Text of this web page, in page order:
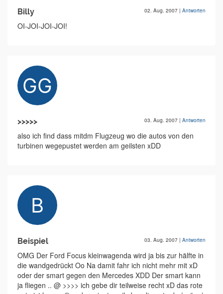
Billy 02. Aug. 2007 | Antworten
OI-JOI-JOI-JOI!
>>>>> 03. Aug. 2007 | Antworten
also ich find dass mitdm Flugzeug wo die autos von den
turbinen wegepustet werden am geilsten xDD
Beispiel 03. Aug. 2007 | Antworten
OMG Der Ford Focus kleinwagenda wird ja bis zur hälfte in
die wandgedrückt Oo Na damit fahr ich nicht mehr mit xD
oder der smart gegen den Mercedes XDD Der smart kann
ja fliegen .. @ >>>> ich gebe dir teilweise recht xD das rote